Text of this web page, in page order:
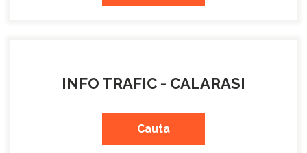
INFO TRAFIC - CALARASI
Cauta